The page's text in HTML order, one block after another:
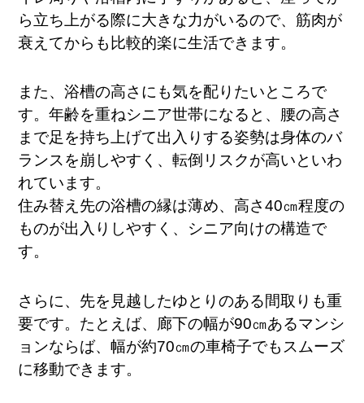
ら立ち上がる際に大きな力がいるので、筋肉が
衰えてからも比較的楽に生活できます。
また、浴槽の高さにも気を配りたいところで
す。年齢を重ねシニア世帯になると、腰の高さ
まで足を持ち上げて出入りする姿勢は身体のバ
ランスを崩しやすく、転倒リスクが高いといわ
れています。
住み替え先の浴槽の縁は薄め、高さ40㎝程度の
ものが出入りしやすく、シニア向けの構造で
す。
さらに、先を見越したゆとりのある間取りも重
要です。たとえば、廊下の幅が90㎝あるマンシ
ョンならば、幅が約70㎝の車椅子でもスムーズ
に移動できます。